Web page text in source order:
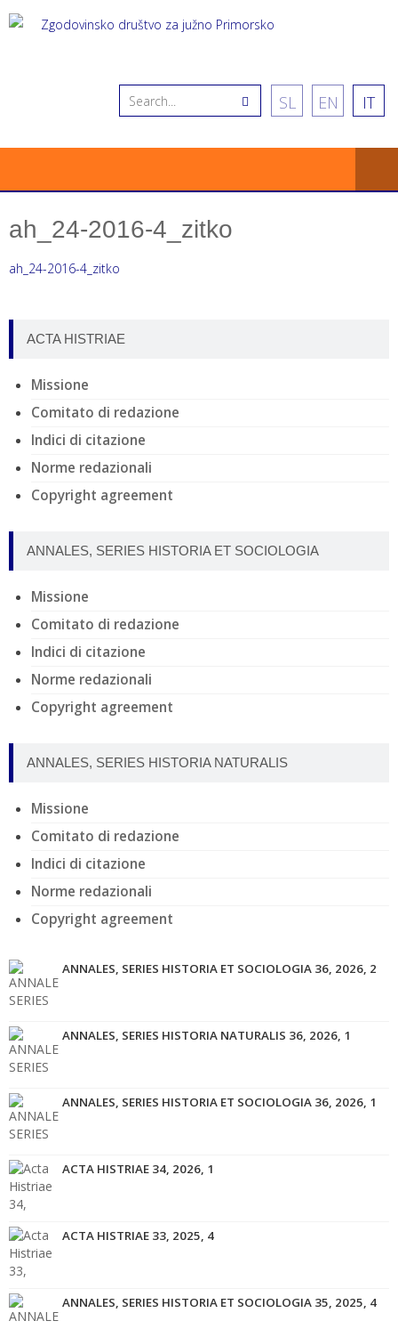
SL EN IT
ah_24-2016-4_zitko
ah_24-2016-4_zitko
ACTA HISTRIAE
Missione
Comitato di redazione
Indici di citazione
Norme redazionali
Copyright agreement
ANNALES, SERIES HISTORIA ET SOCIOLOGIA
Missione
Comitato di redazione
Indici di citazione
Norme redazionali
Copyright agreement
ANNALES, SERIES HISTORIA NATURALIS
Missione
Comitato di redazione
Indici di citazione
Norme redazionali
Copyright agreement
ANNALES, SERIES HISTORIA ET SOCIOLOGIA 36, 2026, 2
ANNALES, SERIES HISTORIA NATURALIS 36, 2026, 1
ANNALES, SERIES HISTORIA ET SOCIOLOGIA 36, 2026, 1
ACTA HISTRIAE 34, 2026, 1
ACTA HISTRIAE 33, 2025, 4
ANNALES, SERIES HISTORIA ET SOCIOLOGIA 35, 2025, 4